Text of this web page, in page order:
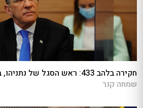
חקירה בלהב 433: ראש הסגל של נתניהו, ברוורמן, במוקד החקירה
שמחה קנר